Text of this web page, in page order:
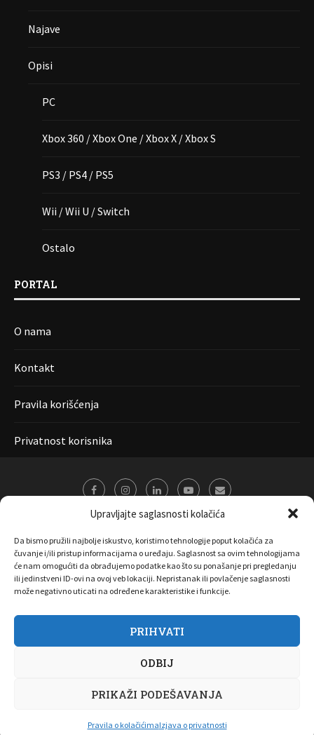
Upravljajte saglasnosti kolačića
Da bismo pružili najbolje iskustvo, koristimo tehnologije poput kolačića za
čuvanje i/ili pristup informacijama o uređaju. Saglasnost sa ovim tehnologijama
će nam omogućiti da obrađujemo podatke kao što su ponašanje pri pregledanju
ili jedinstveni ID-ovi na ovoj veb lokaciji. Nepristanak ili povlačenje saglasnosti
može negativno uticati na određene karakteristike i funkcije.
PRIHVATI
ODBIJ
PRIKAŽI PODEŠAVANJA
Pravila o kolačićimaIzjava o privatnosti
Najave
Opisi
PC
Xbox 360 / Xbox One / Xbox X / Xbox S
PS3 / PS4 / PS5
Wii / Wii U / Switch
Ostalo
PORTAL
O nama
Kontakt
Pravila korišćenja
Privatnost korisnika
O nama Marketing Kontakt FAQ
Privatnost korisnika
Pravila korišćenja
NAZAD NA VRH